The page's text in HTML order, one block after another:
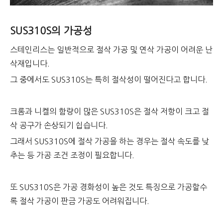
SUS310S의 가공성
스테인리스는 일반적으로 절삭 가공 및 연삭 가공이 어려운 난
삭재입니다.
그 중에서도 SUS310S는 특히 절삭성이 떨어진다고 합니다.
크롬과 니켈의 함량이 많은 SUS310S은 절삭 저항이 크고 절
삭 공구가 손상되기 쉽습니다.
그래서 SUS310S에 절삭 가공을 하는 경우는 절삭 속도를 낮
추는 등 가공 조건 조정이 필요합니다.
또 SUS310S은 가공 경화성이 높은 것도 특징으로 가공할수
록 절삭 가공이 판금 가공도 어려워집니다.